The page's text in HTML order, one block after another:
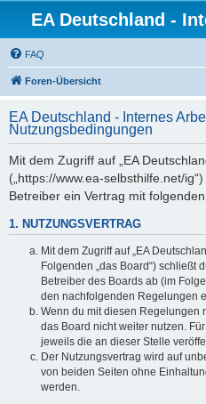
EA Deutschland -
FAQ
Foren-Übersicht
EA Deutschland - Internes
Nutzungsbedingungen
Mit dem Zugriff auf „EA
(„https://www.ea-selbsthilfe.net/
Betreiber ein Vertrag mit
1. NUTZUNGSVERTRAG
Mit dem Zugriff auf „EA
Folgenden „das Board“) schließt
Betreiber des Boards ab (im
den nachfolgenden Regelungen
Wenn du mit diesen Regelungen
das Board nicht weiter nutzen.
jeweils die an dieser Stelle
Der Nutzungsvertrag wird auf
von beiden Seiten ohne
werden.